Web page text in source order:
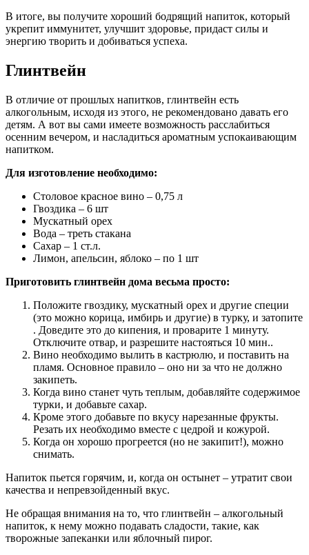
В итоге, вы получите хороший бодрящий напиток, который
укрепит иммунитет, улучшит здоровье, придаст силы и
энергию творить и добиваться успеха.
Глинтвейн
В отличие от прошлых напитков, глинтвейн есть
алкогольным, исходя из этого, не рекомендовано давать его
детям. А вот вы сами имеете возможность расслабиться
осенним вечером, и насладиться ароматным успокаивающим
напитком.
Для изготовление необходимо:
Столовое красное вино – 0,75 л
Гвоздика – 6 шт
Мускатный орех
Вода – треть стакана
Сахар – 1 ст.л.
Лимон, апельсин, яблоко – по 1 шт
Приготовить глинтвейн дома весьма просто:
Положите гвоздику, мускатный орех и другие специи
(это можно корица, имбирь и другие) в турку, и затопите
. Доведите это до кипения, и проварите 1 минуту.
Отключите отвар, и разрешите настояться 10 мин..
Вино необходимо вылить в кастрюлю, и поставить на
пламя. Основное правило – оно ни за что не должно
закипеть.
Когда вино станет чуть теплым, добавляйте содержимое
турки, и добавьте сахар.
Кроме этого добавьте по вкусу нарезанные фрукты.
Резать их необходимо вместе с цедрой и кожурой.
Когда он хорошо прогреется (но не закипит!), можно
снимать.
Напиток пьется горячим, и, когда он остынет – утратит свои
качества и непревзойденный вкус.
Не обращая внимания на то, что глинтвейн – алкогольный
напиток, к нему можно подавать сладости, такие, как
творожные запеканки или яблочный пирог.